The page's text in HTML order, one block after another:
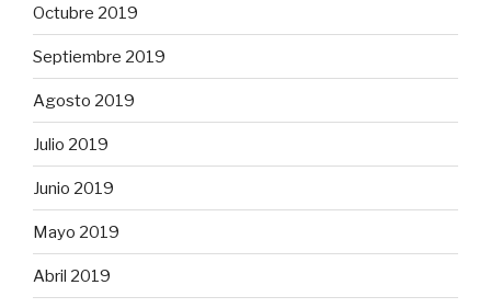
Octubre 2019
Septiembre 2019
Agosto 2019
Julio 2019
Junio 2019
Mayo 2019
Abril 2019